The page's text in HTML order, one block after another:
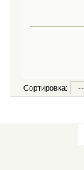
Сортировка: